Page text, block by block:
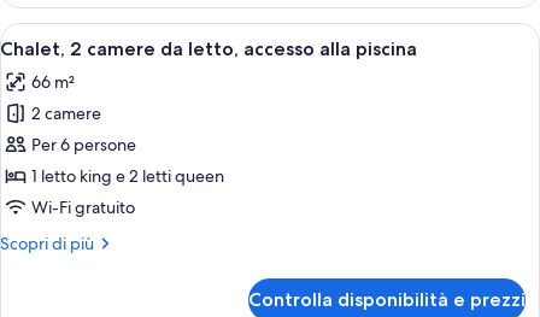
vista
mare
Apri
tutte
le
foto
per
Chalet,
2
da
Una camera d'albergo moderna
7
Chalet, 2 camere da letto, accesso alla piscina
66 m²
2 camere
Per 6 persone
1 letto king e 2 letti queen
Wi-Fi gratuito
Scopri di più
Altri
Controlla disponibilità e prezzi